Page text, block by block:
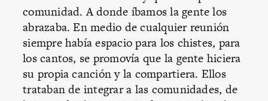
comunidad. A donde íbamos la gente los
abrazaba. En medio de cualquier reunión
siempre había espacio para los chistes, para
los cantos, se promovía que la gente hiciera
su propia canción y la compartiera. Ellos
trataban de integrar a las comunidades, de